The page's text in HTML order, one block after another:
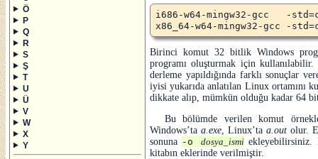
Ö
P
Q
R
S
Ş
T
U
Ü
V
W
X
Y
i686-w64-mingw32-gcc   -
x86_64-w64-mingw32-gcc -
Birinci komut 32 bitlik Windows
programı oluşturmak için
derleme yapıldığında farklı sonuçlar
iyisi yukarıda anlatılan Linux ortamını
dikkate alıp, mümkün olduğu kadar 64
Bu bölümde verilen komut
Windows’ta a.exe, Linux’ta a.out olur.
sonuna -o dosya_ismiekleyebilirsiniz.
kitabın eklerinde verilmiştir.